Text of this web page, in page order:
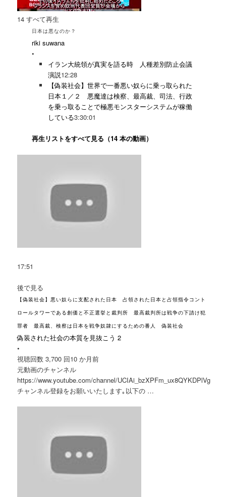
14すべて再生
日本は悪なのか？
riki suwana
•
イラン大統領が真実を語る時 人種差別防止会議
演説12:28
【偽装社会】世界で一番悪い奴らに乗っ取られた
日本１／２ 悪魔達は検察、最高裁、司法、行政
を乗っ取ることで極悪モンスターシステムが稼働
している3:30:01
再生リストをすべて見る（14 本の動画）
17:51
後で見る
【偽装社会】悪い奴らに支配された日本 占領された日本と占領指令コント
ロールタワーである創価と不正選挙と裁判所 最高裁判所は戦争の下請け犯
罪者 最高裁、検察は日本を戦争奴隷にするための番人 偽装社会
偽装された社会の本質を見抜こう 2
•
視聴回数 3,700 回10 か月前
元動画のチャンネル
https://www.youtube.com/channel/UCIAi_bzXPFm_ux8QYKDPlVg
チャンネル登録をお願いいたします｡以下の …